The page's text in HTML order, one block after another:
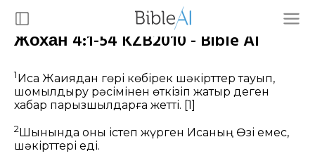
Жохан 4:1-54 KZB2010 - Bible AI
1Иса Жақиядан гөрі көбірек шәкірттер тауып,
шомылдыру рәсімінен өткізіп жатыр деген
хабар парызшылдарға жетті. [1]
2 Шынында оны істеп жүрген Исаның Өзі емес,
шәкірттері еді.